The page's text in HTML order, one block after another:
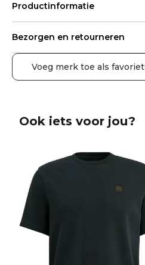
Productinformatie
Bezorgen en retourneren
Voeg merk toe als favoriet
Ook iets voor jou?